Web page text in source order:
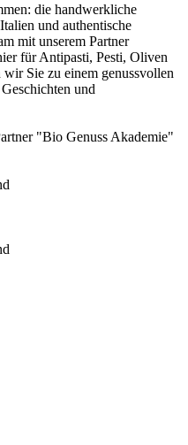
die handwerkliche
und authentische
mit unserem Partner
für Antipasti, Pesti, Oliven
Sie zu einem genussvollen
und
"Bio Genuss Akademie"